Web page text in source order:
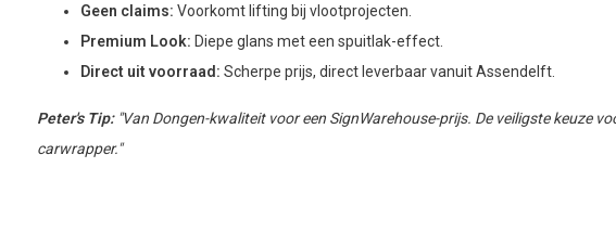
Geen claims: Voorkomt lifting bij vlootprojecten.
Premium Look: Diepe glans met een spuitlak-effect.
Direct uit voorraad: Scherpe prijs, direct leverbaar vanuit Assendelft.
Peter's Tip:"Van Dongen-kwaliteit voor een SignWarehouse-prijs. De veiligste keuze
carwrapper."